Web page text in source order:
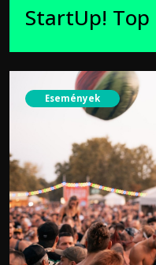
StartUp! Top
Események